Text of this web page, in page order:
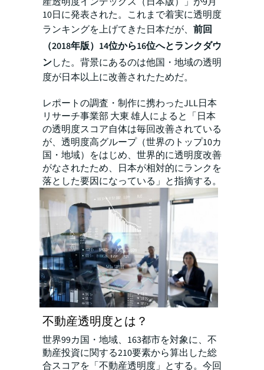
10日に発表された。これまで着実に透明度
ランキングを上げてきた日本だが、 前回
（2018年版）14位から16位へとランクダウ
ンした。背景にあるのは他国・地域の透明
度が日本以上に改善されたためだ。
レポートの調査・制作に携わったJLL日本
リサーチ事業部 大東 雄人によると「日本
の透明度スコア自体は毎回改善されている
が、透明度高グループ（世界のトップ10カ
国・地域）をはじめ、世界的に透明度改善
がなされたため、日本が相対的にランクを
落とした要因になっている」と指摘する。
不動産透明度とは？
世界99カ国・地域、163都市を対象に、不
動産投資に関する210要素から算出した総
合スコアを「不動産透明度」とする。今回